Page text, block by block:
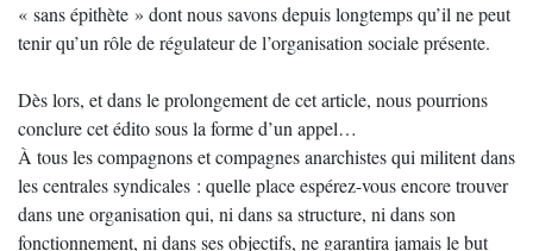
« sans épithète » dont nous savons depuis longtemps qu’il ne peut
tenir qu’un rôle de régulateur de l’organisation sociale présente.
Dès lors, et dans le prolongement de cet article, nous pourrions
conclure cet édito sous la forme d’un appel…
À tous les compagnons et compagnes anarchistes qui militent dans
les centrales syndicales : quelle place espérez-vous encore trouver
dans une organisation qui, ni dans sa structure, ni dans son
fonctionnement, ni dans ses objectifs, ne garantira jamais le but